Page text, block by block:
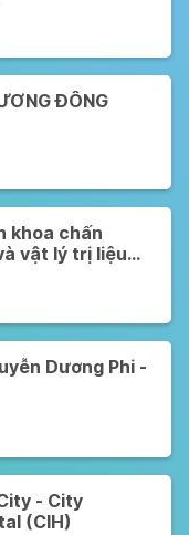
ĐÔNG
khoa chấn
vật lý trị liệu
Dương Phi -
- City
(CIH)